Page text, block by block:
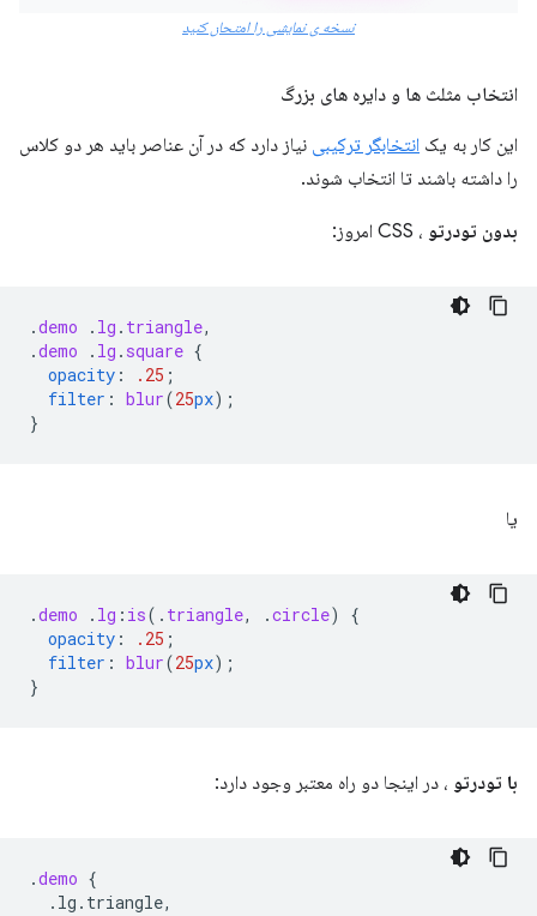
نسخه ی نمایشی را امتحان کنید
انتخاب مثلث ها و دایره های بزرگ
این کار به یک انتخابگر ترکیبی نیاز دارد که در آن عناصر باید هر دو کلاس
را داشته باشند تا انتخاب شوند.
بدون تودرتو ، CSS امروز:
.demo . lg . triangle,
.demo . lg . square {
opacity : .25 ;
filter : blur(25px);
}
یا
.demo . lg : is( . triangle, .circle)
{
opacity : .25 ;
filter : blur(25px);
}
با تودرتو ، در اینجا دو راه معتبر وجود دارد:
.demo {
.lg.triangle,